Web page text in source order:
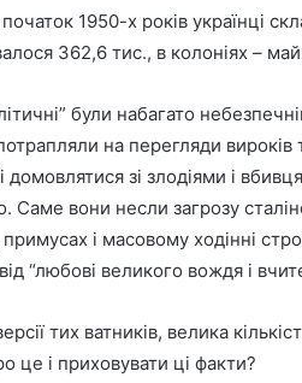
1950-х років українці
362,6 тис., в колоніях –
були набагато
на перегляди вироків
домовлятися зі злодіями і
Саме вони несли загрозу
примусах і масовому ходіннi
“любові великого вождя і
тих ватникiв, велика
це і приховувати ці факти?